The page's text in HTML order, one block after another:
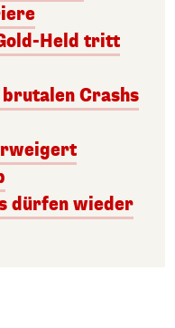
Held tritt
Crashs
dürfen wieder